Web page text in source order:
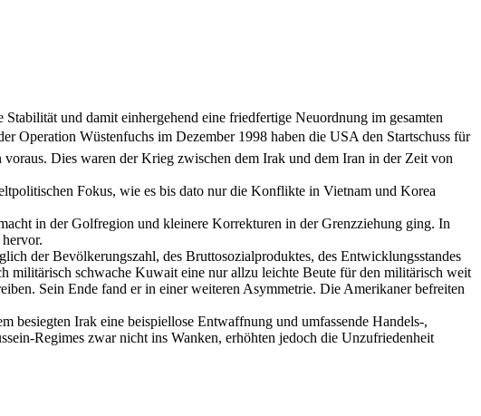
und damit einhergehend eine friedfertige Neuordnung im gesamten
Wüstenfuchs im Dezember 1998 haben die USA den Startschuss für
Dies waren der Krieg zwischen dem Irak und dem Iran in der Zeit von
Fokus, wie es bis dato nur die Konflikte in Vietnam und Korea
in der Golfregion und kleinere Korrekturen in der Grenzziehung ging. In
der Bevölkerungszahl, des Bruttosozialproduktes, des Entwicklungsstandes
militärisch schwache Kuwait eine nur allzu leichte Beute für den militärisch weit
Sein Ende fand er in einer weiteren Asymmetrie. Die Amerikaner befreiten
Irak eine beispiellose Entwaffnung und umfassende Handels-,
Regimes zwar nicht ins Wanken, erhöhten jedoch die Unzufriedenheit